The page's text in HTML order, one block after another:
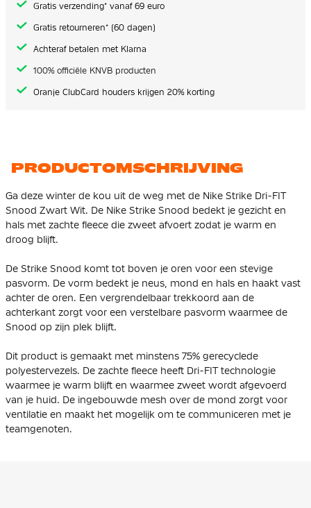
Gratis verzending* vanaf 69 euro
Gratis retourneren* (60 dagen)
Achteraf betalen met Klarna
100% officiële KNVB producten
Oranje ClubCard houders krijgen 20% korting
PRODUCTOMSCHRIJVING
Ga deze winter de kou uit de weg met de Nike Strike Dri-FIT
Snood Zwart Wit. De Nike Strike Snood bedekt je gezicht en
hals met zachte fleece die zweet afvoert zodat je warm en
droog blijft.
De Strike Snood komt tot boven je oren voor een stevige
pasvorm. De vorm bedekt je neus, mond en hals en haakt vast
achter de oren. Een vergrendelbaar trekkoord aan de
achterkant zorgt voor een verstelbare pasvorm waarmee de
Snood op zijn plek blijft.
Dit product is gemaakt met minstens 75% gerecyclede
polyestervezels. De zachte fleece heeft Dri-FIT technologie
waarmee je warm blijft en waarmee zweet wordt afgevoerd
van je huid. De ingebouwde mesh over de mond zorgt voor
ventilatie en maakt het mogelijk om te communiceren met je
teamgenoten.